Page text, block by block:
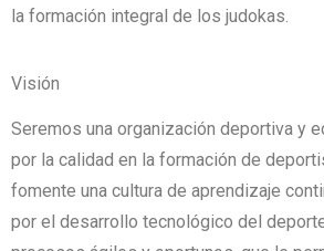
la formación integral de los judokas.
Visión
Seremos una organización deportiva y
por la calidad en la formación de
fomente una cultura de aprendizaje
por el desarrollo tecnológico del